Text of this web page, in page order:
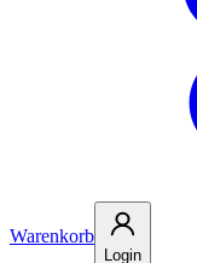
Warenkorb
Login